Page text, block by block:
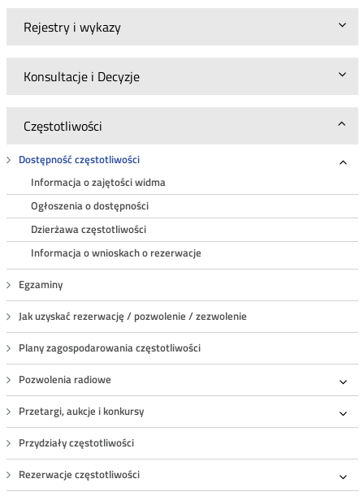
Rejestry i wykazy
Konsultacje i Decyzje
Częstotliwości
Dostępność częstotliwości
Informacja o zajętości widma
Ogłoszenia o dostępności
Dzierżawa częstotliwości
Informacja o wnioskach o rezerwacje
Egzaminy
Jak uzyskać rezerwację / pozwolenie / zezwolenie
Plany zagospodarowania częstotliwości
Pozwolenia radiowe
Przetargi, aukcje i konkursy
Przydziały częstotliwości
Rezerwacje częstotliwości